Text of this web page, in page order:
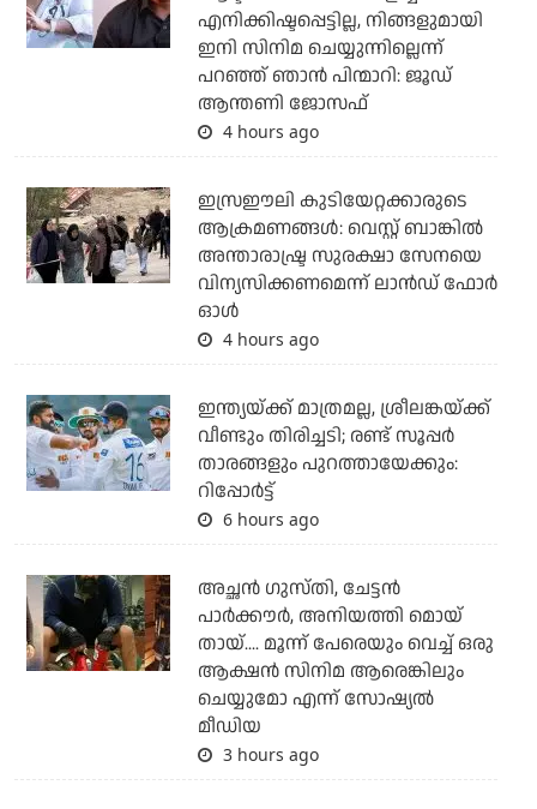
എനിക്കിഷ്ടപ്പെട്ടില്ല, നിങ്ങളുമായി
ഇനി സിനിമ ചെയ്യുന്നില്ലെന്ന്
പറഞ്ഞ് ഞാന്‍ പിന്മാറി: ജൂഡ്
ആന്തണി ജോസഫ്
4 hours ago
ഇസ്രഈലി കുടിയേറ്റക്കാരുടെ
ആക്രമണങ്ങള്‍: വെസ്റ്റ് ബാങ്കില്‍
അന്താരാഷ്ട്ര സുരക്ഷാ സേനയെ
വിന്യസിക്കണമെന്ന് ലാന്‍ഡ് ഫോര്‍
ഓള്‍
4 hours ago
ഇന്ത്യയ്ക്ക് മാത്രമല്ല, ശ്രീലങ്കയ്ക്ക്
വീണ്ടും തിരിച്ചടി; രണ്ട് സൂപ്പര്‍
താരങ്ങളും പുറത്തായേക്കും:
റിപ്പോര്‍ട്ട്
6 hours ago
അച്ഛന്‍ ഗുസ്തി, ചേട്ടന്‍
പാര്‍ക്കൗര്‍, അനിയത്തി മൊയ്
തായ്.... മൂന്ന് പേരെയും വെച്ച് ഒരു
ആക്ഷന്‍ സിനിമ ആരെങ്കിലും
ചെയ്യുമോ എന്ന് സോഷ്യല്‍
മീഡിയ
3 hours ago